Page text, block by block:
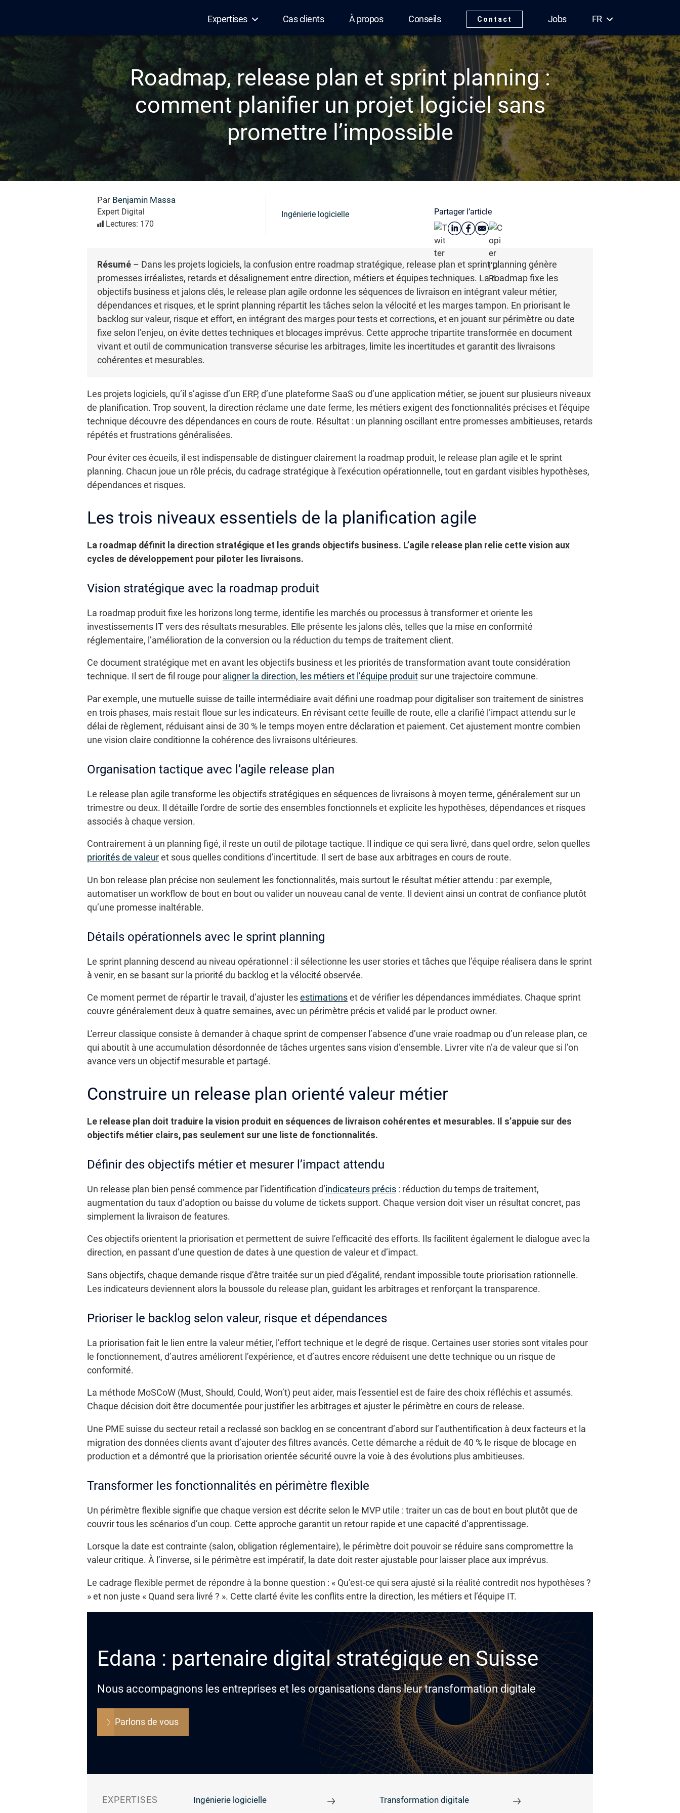
Expertises Cas clients À propos Conseils Contact Jobs FR
Roadmap, release plan et sprint planning :
comment planifier un projet logiciel sans
promettre l’impossible
Par Benjamin Massa
Expert Digital
Lectures: 170
Ingénierie logicielle Partager l’article
Résumé – Dans les projets logiciels, la confusion entre roadmap stratégique, release plan et sprint planning génère
promesses irréalistes, retards et désalignement entre direction, métiers et équipes techniques. La roadmap fixe les
objectifs business et jalons clés, le release plan agile ordonne les séquences de livraison en intégrant valeur métier,
dépendances et risques, et le sprint planning répartit les tâches selon la vélocité et les marges tampon. En priorisant le
backlog sur valeur, risque et effort, en intégrant des marges pour tests et corrections, et en jouant sur périmètre ou date
fixe selon l’enjeu, on évite dettes techniques et blocages imprévus. Cette approche tripartite transformée en document
vivant et outil de communication transverse sécurise les arbitrages, limite les incertitudes et garantit des livraisons
cohérentes et mesurables.
Les projets logiciels, qu’il s’agisse d’un ERP, d’une plateforme SaaS ou d’une application métier, se jouent sur plusieurs niveaux
de planification. Trop souvent, la direction réclame une date ferme, les métiers exigent des fonctionnalités précises et l’équipe
technique découvre des dépendances en cours de route. Résultat : un planning oscillant entre promesses ambitieuses, retards
répétés et frustrations généralisées.
Pour éviter ces écueils, il est indispensable de distinguer clairement la roadmap produit, le release plan agile et le sprint
planning. Chacun joue un rôle précis, du cadrage stratégique à l’exécution opérationnelle, tout en gardant visibles hypothèses,
dépendances et risques.
Les trois niveaux essentiels de la planification agile
La roadmap définit la direction stratégique et les grands objectifs business. L’agile release plan relie cette vision aux
cycles de développement pour piloter les livraisons.
Vision stratégique avec la roadmap produit
La roadmap produit fixe les horizons long terme, identifie les marchés ou processus à transformer et oriente les
investissements IT vers des résultats mesurables. Elle présente les jalons clés, telles que la mise en conformité
réglementaire, l’amélioration de la conversion ou la réduction du temps de traitement client.
Ce document stratégique met en avant les objectifs business et les priorités de transformation avant toute considération
technique. Il sert de fil rouge pour aligner la direction, les métiers et l’équipe produit sur une trajectoire commune.
Par exemple, une mutuelle suisse de taille intermédiaire avait défini une roadmap pour digitaliser son traitement de sinistres
en trois phases, mais restait floue sur les indicateurs. En révisant cette feuille de route, elle a clarifié l’impact attendu sur le
délai de règlement, réduisant ainsi de 30 % le temps moyen entre déclaration et paiement. Cet ajustement montre combien
une vision claire conditionne la cohérence des livraisons ultérieures.
Organisation tactique avec l’agile release plan
Le release plan agile transforme les objectifs stratégiques en séquences de livraisons à moyen terme, généralement sur un
trimestre ou deux. Il détaille l’ordre de sortie des ensembles fonctionnels et explicite les hypothèses, dépendances et risques
associés à chaque version.
Contrairement à un planning figé, il reste un outil de pilotage tactique. Il indique ce qui sera livré, dans quel ordre, selon quelles
priorités de valeur et sous quelles conditions d’incertitude. Il sert de base aux arbitrages en cours de route.
Un bon release plan précise non seulement les fonctionnalités, mais surtout le résultat métier attendu : par exemple,
automatiser un workflow de bout en bout ou valider un nouveau canal de vente. Il devient ainsi un contrat de confiance plutôt
qu’une promesse inaltérable.
Détails opérationnels avec le sprint planning
Le sprint planning descend au niveau opérationnel : il sélectionne les user stories et tâches que l’équipe réalisera dans le sprint
à venir, en se basant sur la priorité du backlog et la vélocité observée.
Ce moment permet de répartir le travail, d’ajuster les estimations et de vérifier les dépendances immédiates. Chaque sprint
couvre généralement deux à quatre semaines, avec un périmètre précis et validé par le product owner.
L’erreur classique consiste à demander à chaque sprint de compenser l’absence d’une vraie roadmap ou d’un release plan, ce
qui aboutit à une accumulation désordonnée de tâches urgentes sans vision d’ensemble. Livrer vite n’a de valeur que si l’on
avance vers un objectif mesurable et partagé.
Construire un release plan orienté valeur métier
Le release plan doit traduire la vision produit en séquences de livraison cohérentes et mesurables. Il s’appuie sur des
objectifs métier clairs, pas seulement sur une liste de fonctionnalités.
Définir des objectifs métier et mesurer l’impact attendu
Un release plan bien pensé commence par l’identification d’indicateurs précis : réduction du temps de traitement,
augmentation du taux d’adoption ou baisse du volume de tickets support. Chaque version doit viser un résultat concret, pas
simplement la livraison de features.
Ces objectifs orientent la priorisation et permettent de suivre l’efficacité des efforts. Ils facilitent également le dialogue avec la
direction, en passant d’une question de dates à une question de valeur et d’impact.
Sans objectifs, chaque demande risque d’être traitée sur un pied d’égalité, rendant impossible toute priorisation rationnelle.
Les indicateurs deviennent alors la boussole du release plan, guidant les arbitrages et renforçant la transparence.
Prioriser le backlog selon valeur, risque et dépendances
La priorisation fait le lien entre la valeur métier, l’effort technique et le degré de risque. Certaines user stories sont vitales pour
le fonctionnement, d’autres améliorent l’expérience, et d’autres encore réduisent une dette technique ou un risque de
conformité.
La méthode MoSCoW (Must, Should, Could, Won’t) peut aider, mais l’essentiel est de faire des choix réfléchis et assumés.
Chaque décision doit être documentée pour justifier les arbitrages et ajuster le périmètre en cours de release.
Une PME suisse du secteur retail a reclassé son backlog en se concentrant d’abord sur l’authentification à deux facteurs et la
migration des données clients avant d’ajouter des filtres avancés. Cette démarche a réduit de 40 % le risque de blocage en
production et a démontré que la priorisation orientée sécurité ouvre la voie à des évolutions plus ambitieuses.
Transformer les fonctionnalités en périmètre flexible
Un périmètre flexible signifie que chaque version est décrite selon le MVP utile : traiter un cas de bout en bout plutôt que de
couvrir tous les scénarios d’un coup. Cette approche garantit un retour rapide et une capacité d’apprentissage.
Lorsque la date est contrainte (salon, obligation réglementaire), le périmètre doit pouvoir se réduire sans compromettre la
valeur critique. À l’inverse, si le périmètre est impératif, la date doit rester ajustable pour laisser place aux imprévus.
Le cadrage flexible permet de répondre à la bonne question : « Qu’est-ce qui sera ajusté si la réalité contredit nos hypothèses ?
» et non juste « Quand sera livré ? ». Cette clarté évite les conflits entre la direction, les métiers et l’équipe IT.
Edana : partenaire digital stratégique en Suisse
Nous accompagnons les entreprises et les organisations dans leur transformation digitale
Parlons de vous
EXPERTISES Ingénierie logicielle Transformation digitale